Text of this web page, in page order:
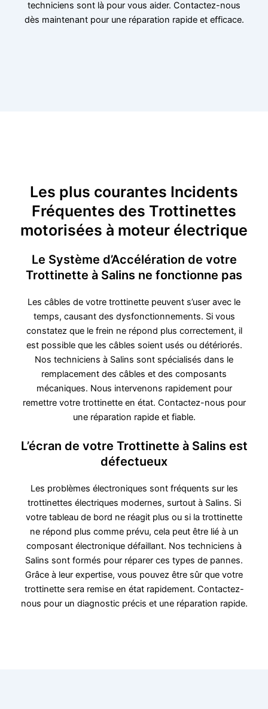
techniciens sont là pour vous aider. Contactez-nous
dès maintenant pour une réparation rapide et efficace.
Les plus courantes Incidents
Fréquentes des Trottinettes
motorisées à moteur électrique
Le Système d’Accélération de votre
Trottinette à Salins ne fonctionne pas
Les câbles de votre trottinette peuvent s’user avec le
temps, causant des dysfonctionnements. Si vous
constatez que le frein ne répond plus correctement, il
est possible que les câbles soient usés ou détériorés.
Nos techniciens à Salins sont spécialisés dans le
remplacement des câbles et des composants
mécaniques. Nous intervenons rapidement pour
remettre votre trottinette en état. Contactez-nous pour
une réparation rapide et fiable.
L’écran de votre Trottinette à Salins est
défectueux
Les problèmes électroniques sont fréquents sur les
trottinettes électriques modernes, surtout à Salins. Si
votre tableau de bord ne réagit plus ou si la trottinette
ne répond plus comme prévu, cela peut être lié à un
composant électronique défaillant. Nos techniciens à
Salins sont formés pour réparer ces types de pannes.
Grâce à leur expertise, vous pouvez être sûr que votre
trottinette sera remise en état rapidement. Contactez-
nous pour un diagnostic précis et une réparation rapide.